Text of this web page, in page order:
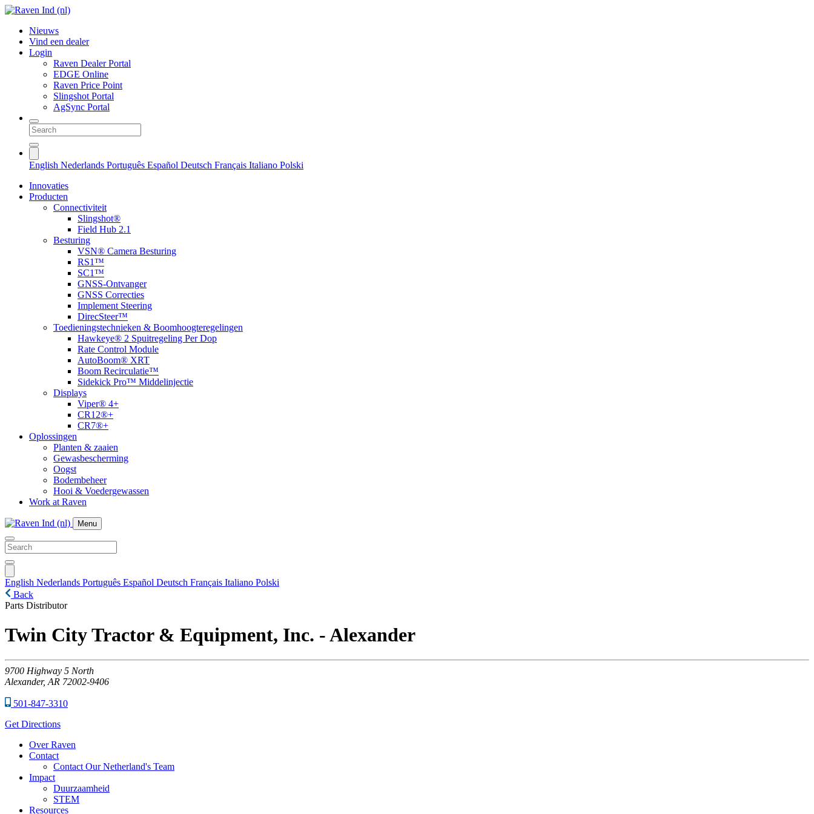
Nieuws
Vind een dealer
Login
Raven Dealer Portal
EDGE Online
Raven Price Point
Slingshot Portal
AgSync Portal
English Nederlands Português Español Deutsch Français Italiano Polski
Innovaties
Producten
Connectiviteit
Slingshot®
Field Hub 2.1
Besturing
VSN® Camera Besturing
RS1™
SC1™
GNSS-Ontvanger
GNSS Correcties
Implement Steering
DirecSteer™
Toedieningstechnieken & Boomhoogteregelingen
Hawkeye® 2 Spuitregeling Per Dop
Rate Control Module
AutoBoom® XRT
​Boom Recirculatie™
Sidekick Pro™ Middelinjectie
Displays
Viper® 4+
CR12®+
CR7®+
Oplossingen
Planten & zaaien
Gewasbescherming
Oogst
Bodembeheer
Hooi & Voedergewassen
Work at Raven
Menu
English Nederlands Português Español Deutsch Français Italiano Polski
Back
Parts Distributor
Twin City Tractor & Equipment, Inc. - Alexander
9700 Highway 5 North
Alexander, AR 72002-9406
501-847-3310
Get Directions
Over Raven
Contact
Contact Our Netherland's Team
Impact
Duurzaamheid
STEM
Resources